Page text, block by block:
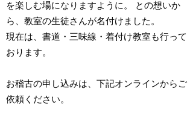
を楽しむ場になりますように。 との想いか
ら、教室の生徒さんが名付けました。
現在は、書道・三味線・着付け教室も行って
おります。
お稽古の申し込みは、下記オンラインからご
依頼ください。